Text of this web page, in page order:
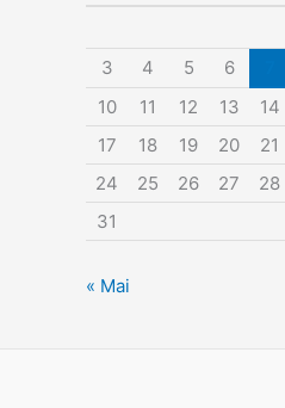
3
4 5 6
10
11 12 13 14
17
18 19 20 21
24
25 26 27 28
31
« Mai